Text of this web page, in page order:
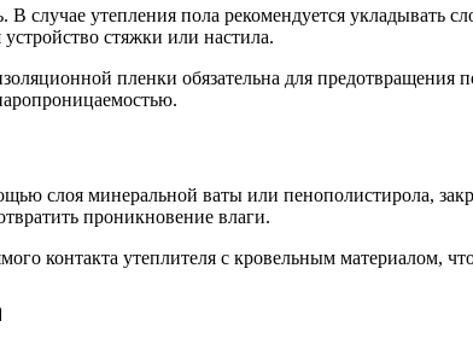
случае утепления пола рекомендуется укладывать
стяжки или настила.
пленки обязательна для предотвращения
слоя минеральной ваты или пенополистирола,
проникновение влаги.
контакта утеплителя с кровельным материалом,